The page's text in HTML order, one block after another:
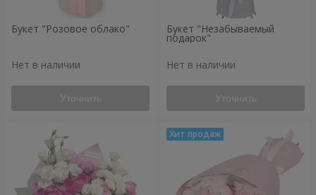
Букет "Розовое облако"
Нет в наличии
Уточнить
Букет "Незабываемый
подарок"
Нет в наличии
Уточнить